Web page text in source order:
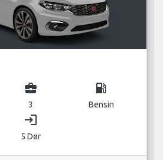
business_center
3
local_gas_station
Bensin
login
5 Dør